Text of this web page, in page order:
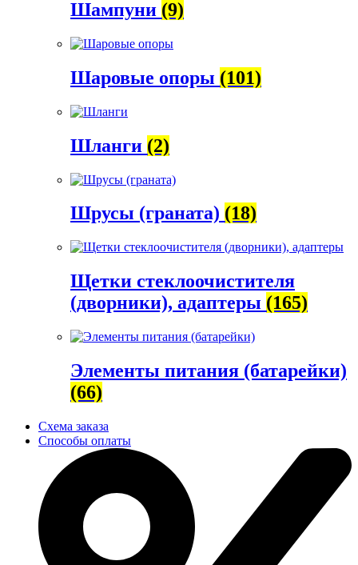
Шампуни (9)
Шаровые опоры (101)
Шланги (2)
Шрусы (граната) (18)
Щетки стеклоочистителя
(дворники), адаптеры (165)
Элементы питания (батарейки)
(66)
Схема заказа
Способы оплаты